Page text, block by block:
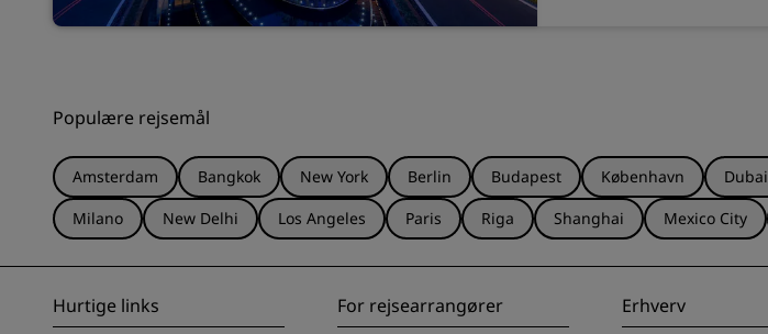
Populære rejsemål
Amsterdam Bangkok New York Berlin Budapest København Dubai
Milano
New Delhi Los Angeles Paris Riga Shanghai Mexico City
Hurtige links For rejsearrangører Erhverv